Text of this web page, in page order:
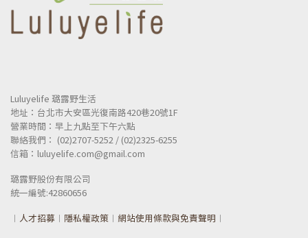
Luluyelife 璐露野生活
地址：台北市大安區光復南路420巷20號1F
營業時間：早上九點至下午六點
聯絡我們： (02)2707-5252 / (02)2325-6255
信箱：luluyelife.com@gmail.com
璐露野股份有限公司
統一編號:42860656
︱ 人才招募 ︱ 隱私權政策 ︱ 網站使用條款與免責聲明 ︱